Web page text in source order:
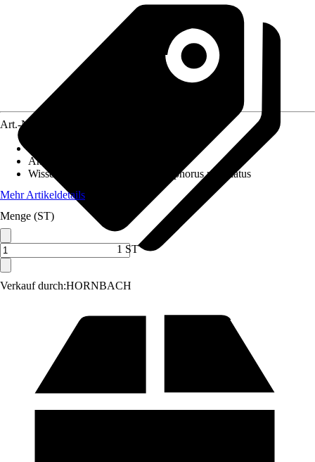
Verkauf durch:HORNBACH
Art.-Nr.
Anwendungsbereich
Wissenschaftlicher Name
Xiphophorus maculatus
Mehr Artikeldetails
Menge (ST)
1 ST